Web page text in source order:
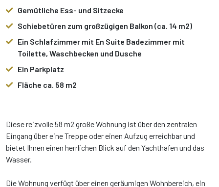
Gemütliche Ess- und Sitzecke
Schiebetüren zum großzügigen Balkon (ca. 14 m2)
Ein Schlafzimmer mit En Suite Badezimmer mit
Toilette, Waschbecken und Dusche
Ein Parkplatz
Fläche ca. 58 m2
Diese reizvolle 58 m2 große Wohnung ist über den zentralen
Eingang über eine Treppe oder einen Aufzug erreichbar und
bietet Ihnen einen herrlichen Blick auf den Yachthafen und das
Wasser.
Die Wohnung verfügt über einen geräumigen Wohnbereich, ein